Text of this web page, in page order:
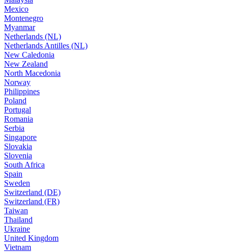
Mexico
Montenegro
Myanmar
Netherlands (NL)
Netherlands Antilles (NL)
New Caledonia
New Zealand
North Macedonia
Norway
Philippines
Poland
Portugal
Romania
Serbia
Singapore
Slovakia
Slovenia
South Africa
Spain
Sweden
Switzerland (DE)
Switzerland (FR)
Taiwan
Thailand
Ukraine
United Kingdom
Vietnam